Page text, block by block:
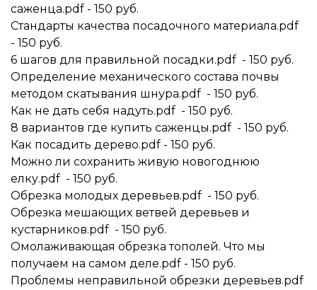
саженца.pdf - 150 руб.
Стандарты качества посадочного материала.pdf
- 150 руб.
6 шагов для правильной посадки.pdf - 150 руб.
Определение механического состава почвы
методом скатывания шнура.pdf - 150 руб.
Как не дать себя надуть.pdf - 150 руб.
8 вариантов где купить саженцы.pdf - 150 руб.
Как посадить дерево.pdf - 150 руб.
Можно ли сохранить живую новогоднюю
елку.pdf - 150 руб.
Обрезка молодых деревьев.pdf - 150 руб.
Обрезка мешающих ветвей деревьев и
кустарников.pdf - 150 руб.
Омолаживающая обрезка тополей. Что мы
получаем на самом деле.pdf - 150 руб.
Проблемы неправильной обрезки деревьев.pdf